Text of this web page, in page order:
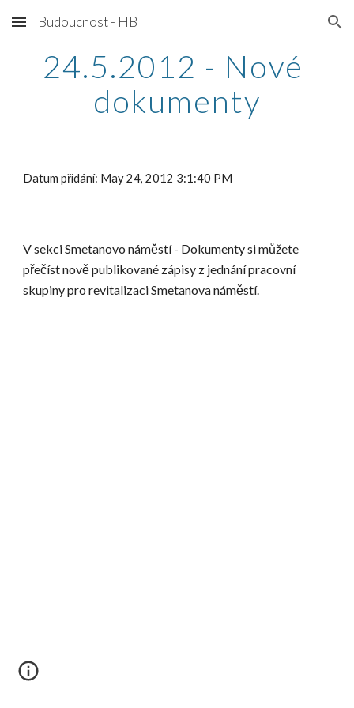
Skip to main content Skip to navigation
Budoucnost - HB
24.5.2012 - Nové
dokumenty
Datum přidání: May 24, 2012 3:1:40 PM
V sekci Smetanovo náměstí - Dokumenty si můžete
přečíst nově publikované zápisy z jednání pracovní
skupiny pro revitalizaci Smetanova náměstí.